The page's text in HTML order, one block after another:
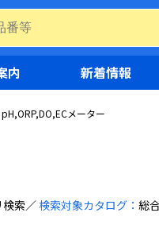
内 新着情報
pH,ORP,DO,ECメーター
索 検索対象カタログ： 総